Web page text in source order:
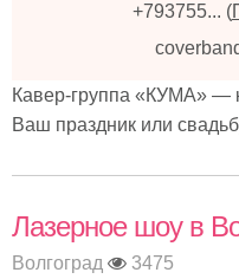
+793755... (
Кавер-группа «КУМА» —
Ваш праздник или
Лазерное шоу в
Волгоград 3475